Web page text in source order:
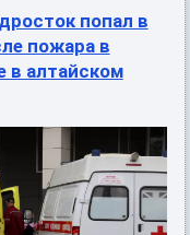
попал в
пожара в
в алтайском